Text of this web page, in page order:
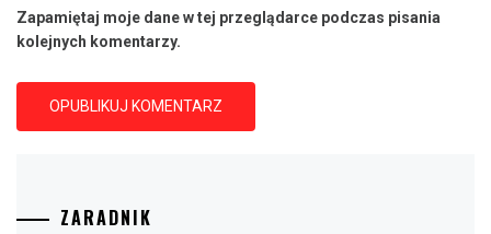
Zapamiętaj moje dane w tej przeglądarce podczas pisania
kolejnych komentarzy.
ZARADNIK